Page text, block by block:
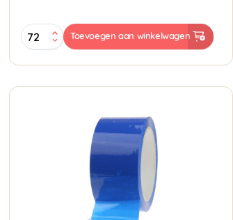
PP
Acryl
25mmx66mtr
28my
Toevoegen aan winkelwagen